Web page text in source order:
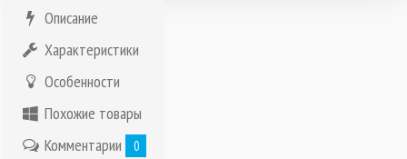
Описание
Характеристики
Особенности
Похожие товары
Комментарии
0